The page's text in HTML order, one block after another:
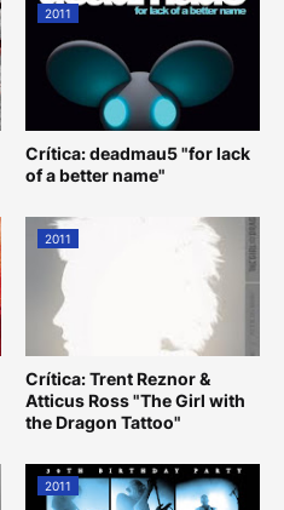
2011
Crítica: deadmau5 "for lack
of a better name"
2011
Crítica: Trent Reznor &
Atticus Ross "The Girl with
the Dragon Tattoo"
2011